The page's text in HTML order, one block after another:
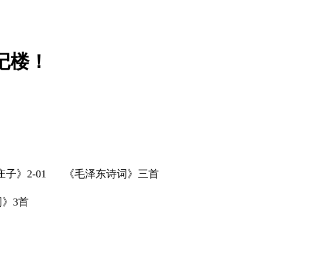
！
子》2-01 《毛泽东诗词》三首
3首